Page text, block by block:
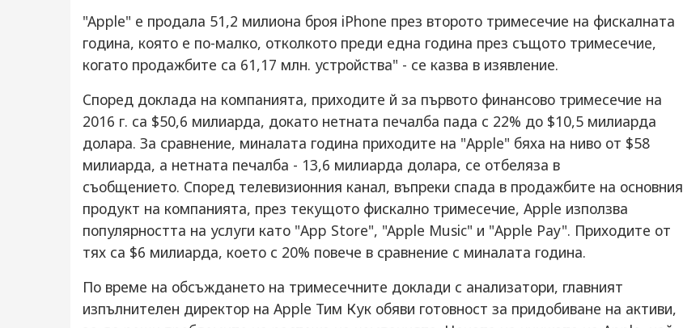
"Apple" е продала 51,2 милиона броя iPhone през второто тримесечие на фискалната
година, която е по-малко, отколкото преди една година през същото тримесечие,
когато продажбите са 61,17 млн. устройства" - се казва в изявление.
Според доклада на компанията, приходите й за първото финансово тримесечие на
2016 г. са $50,6 милиарда, докато нетната печалба пада с 22% до $10,5 милиарда
долара. За сравнение, миналата година приходите на "Apple" бяха на ниво от $58
милиарда, а нетната печалба - 13,6 милиарда долара, се отбеляза в
съобщението. Според телевизионния канал, въпреки спада в продажбите на основния
продукт на компанията, през текущото фискално тримесечие, Apple използва
популярността на услуги като "App Store", "Apple Music" и "Apple Pay". Приходите от
тях са $6 милиарда, което с 20% повече в сравнение с миналата година.
По време на обсъждането на тримесечните доклади с анализатори, главният
изпълнителен директор на Apple Тим Кук обяви готовност за придобиване на активи,